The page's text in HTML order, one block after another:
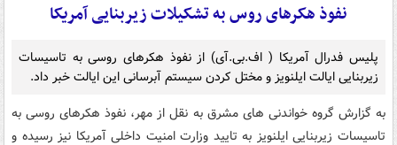
نفوذ هکرهای روس به تشکیلات زیربنایی آمریکا
پلیس فدرال آمریکا ( اف.بی.آی) از نفوذ هکرهای روسی به تاسیسات
زیربنایی ایالت ایلنویز و مختل کردن سیستم آبرسانی این ایالت خبر داد.
به گزارش گروه خواندنی های مشرق به نقل از مهر، نفوذ هکرهای روسی به
تاسیسات زیربنایی ایلنویز به تایید وزارت امنیت داخلی آمریکا نیز رسیده و